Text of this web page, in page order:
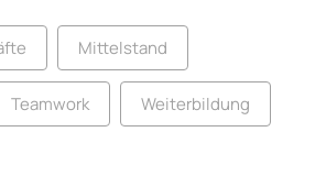
Mittelstand
Teamwork Weiterbildung